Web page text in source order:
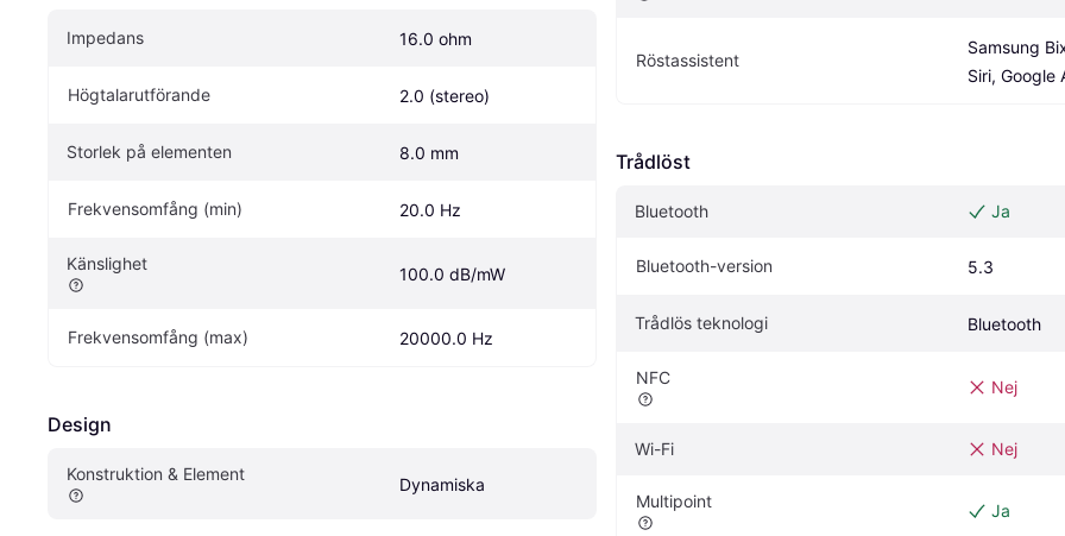
Impedans 16.0 ohm
Högtalarutförande 2.0 (stereo)
Storlek på elementen 8.0 mm
Frekvensomfång (min) 20.0 Hz
Känslighet
100.0 dB/mW
Frekvensomfång (max) 20000.0 Hz
Design
Konstruktion & Element
Dynamiska
Röstassistent
Samsung
Siri, Google
Trådlöst
Bluetooth Ja
Bluetooth-version 5.3
Trådlös teknologi Bluetooth
NFC Nej
Wi-Fi Nej
Multipoint Ja